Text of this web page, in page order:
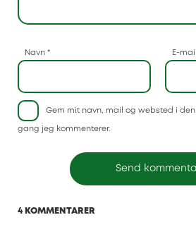
Navn * E-mail
Gem mit navn, mail og websted i
gang jeg kommenterer.
4 KOMMENTARER